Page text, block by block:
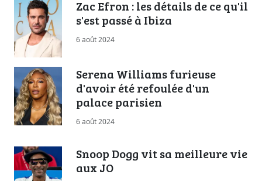
Zac Efron : les détails de ce qu'il
s'est passé à Ibiza
6 août 2024
Serena Williams furieuse
d'avoir été refoulée d'un
palace parisien
6 août 2024
Snoop Dogg vit sa meilleure vie
aux JO